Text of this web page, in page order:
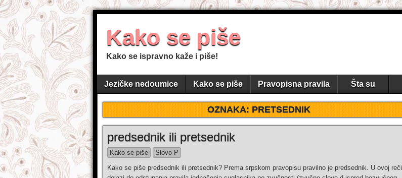
Kako se piše
Kako se ispravno kaže i piše!
Jezičke nedoumice Kako se piše Pravopisna pravila Šta su
OZNAKA:PRETSEDNIK
predsednik ili pretsednik
Kako se piše
Slovo P
Kako se piše predsednik ili pretsednik? Prema srpskom pravopisu pravilno je predsednik. U ovoj reči